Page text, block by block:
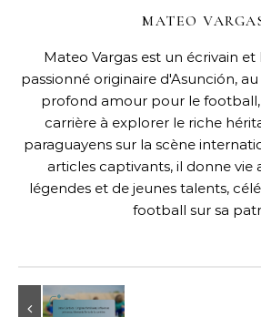
MATEO
Mateo Vargas est un écrivain
passionné originaire d'Asunción,
profond amour pour le football,
carrière à explorer le riche
paraguayens sur la scène
articles captivants, il donne vie
légendes et de jeunes talents,
football sur sa